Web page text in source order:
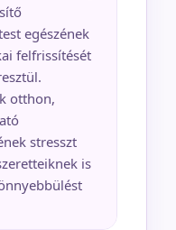
egészének
felfrissítését
otthon,
stresszt
is